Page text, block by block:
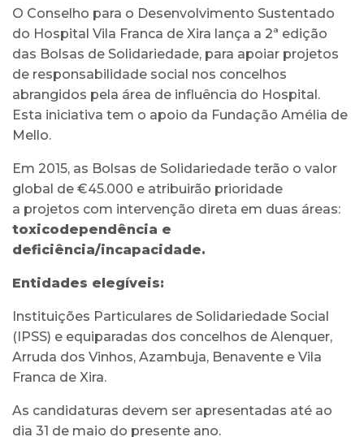
O Conselho para o Desenvolvimento Sustentado
do Hospital Vila Franca de Xira lança a 2ª edição
das Bolsas de Solidariedade, para apoiar projetos
de responsabilidade social nos concelhos
abrangidos pela área de influência do Hospital.
Esta iniciativa tem o apoio da Fundação Amélia de
Mello.
Em 2015, as Bolsas de Solidariedade terão o valor
global de €45.000 e atribuirão prioridade
a projetos com intervenção direta em duas áreas:
toxicodependência e
deficiência/incapacidade.
Entidades elegíveis:
Instituições Particulares de Solidariedade Social
(IPSS) e equiparadas dos concelhos de Alenquer,
Arruda dos Vinhos, Azambuja, Benavente e Vila
Franca de Xira.
As candidaturas devem ser apresentadas até ao
dia 31 de maio do presente ano.